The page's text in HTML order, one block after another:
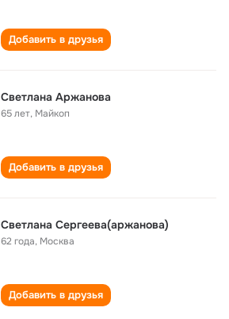
Добавить в друзья
Светлана Аржанова
65 лет, Майкоп
Добавить в друзья
Светлана Сергеева(аржанова)
62 года, Москва
Добавить в друзья